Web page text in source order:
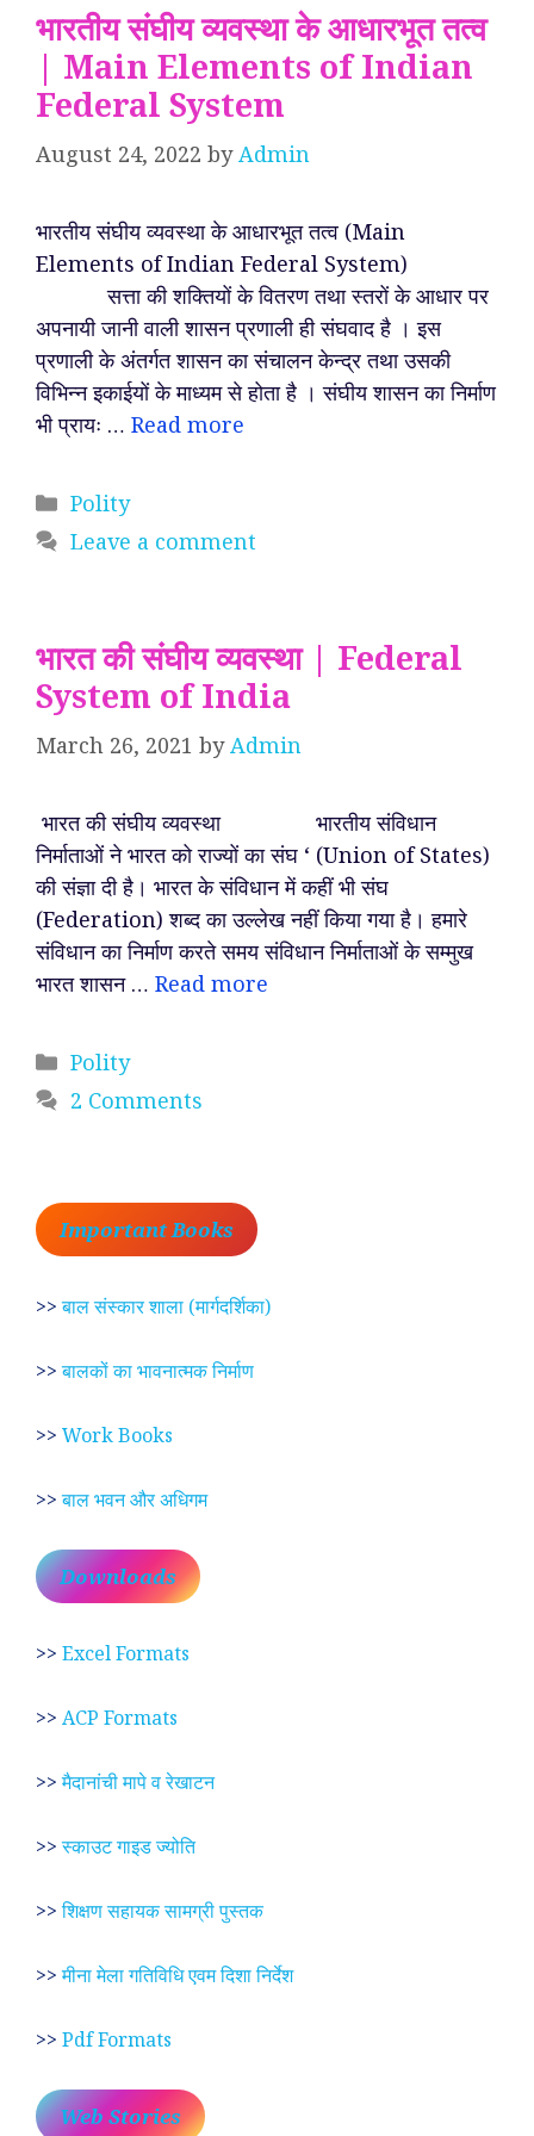
भारतीय संघीय व्यवस्था के आधारभूत तत्व
| Main Elements of Indian
Federal System
August 24, 2022 byAdmin
भारतीय संघीय व्यवस्था के आधारभूत तत्व (Main
Elements of Indian Federal System)
सत्ता की शक्तियों के वितरण तथा स्तरों के आधार पर
अपनायी जानी वाली शासन प्रणाली ही संघवाद है । इस
प्रणाली के अंतर्गत शासन का संचालन केन्द्र तथा उसकी
विभिन्न इकाईयों के माध्यम से होता है । संघीय शासन का निर्माण
भी प्रायः … Read more
Categories
Polity
Leave a comment
भारत की संघीय व्यवस्था | Federal
System of India
March 26, 2021 byAdmin
भारत की संघीय व्यवस्था भारतीय संविधान
निर्माताओं ने भारत को राज्यों का संघ ‘ (Union of States)
की संज्ञा दी है। भारत के संविधान में कहीं भी संघ
(Federation) शब्द का उल्लेख नहीं किया गया है। हमारे
संविधान का निर्माण करते समय संविधान निर्माताओं के सम्मुख
भारत शासन … Read more
Categories
Polity
2 Comments
Important Books
>>बाल संस्कार शाला (मार्गदर्शिका)
>>बालकों का भावनात्मक निर्माण
>> Work Books
>>बाल भवन और अधिगम
Downloads
>> Excel Formats
>> ACP Formats
>>मैदानांची मापे व रेखाटन
>>स्काउट गाइड ज्योति
>>शिक्षण सहायक सामग्री पुस्तक
>>मीना मेला गतिविधि एवम दिशा निर्देश
>> Pdf Formats
Web Stories